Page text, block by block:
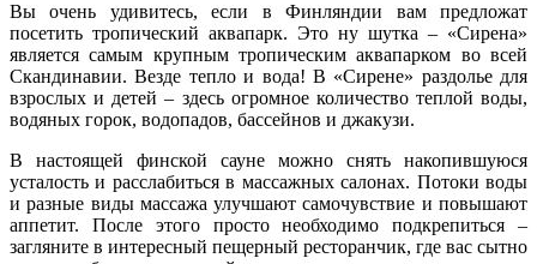
Вы очень удивитесь, если в Финляндии вам предложат
посетить тропический аквапарк. Это ну шутка – «Сирена»
является самым крупным тропическим аквапарком во всей
Скандинавии. Везде тепло и вода! В «Сирене» раздолье для
взрослых и детей – здесь огромное количество теплой воды,
водяных горок, водопадов, бассейнов и джакузи.
В настоящей финской сауне можно снять накопившуюся
усталость и расслабиться в массажных салонах. Потоки воды
и разные виды массажа улучшают самочувствие и повышают
аппетит. После этого просто необходимо подкрепиться –
загляните в интересный пещерный ресторанчик, где вас сытно